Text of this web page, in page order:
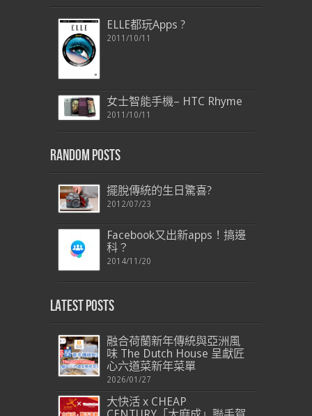
ELLE都玩Apps ?
2011/10/11
女士智能手機– HTC Rhyme
2011/10/11
Random Posts
擺脫傳統的生日驚喜?
2012/07/23
Facebook又出新apps！搞邊
科？
2014/11/20
Latest Posts
融合荷蘭新年傳統與亞洲風
味 The Dutch House 呈獻匠
心六道菜新年菜單
2026/01/27
大快活 x CHEAP